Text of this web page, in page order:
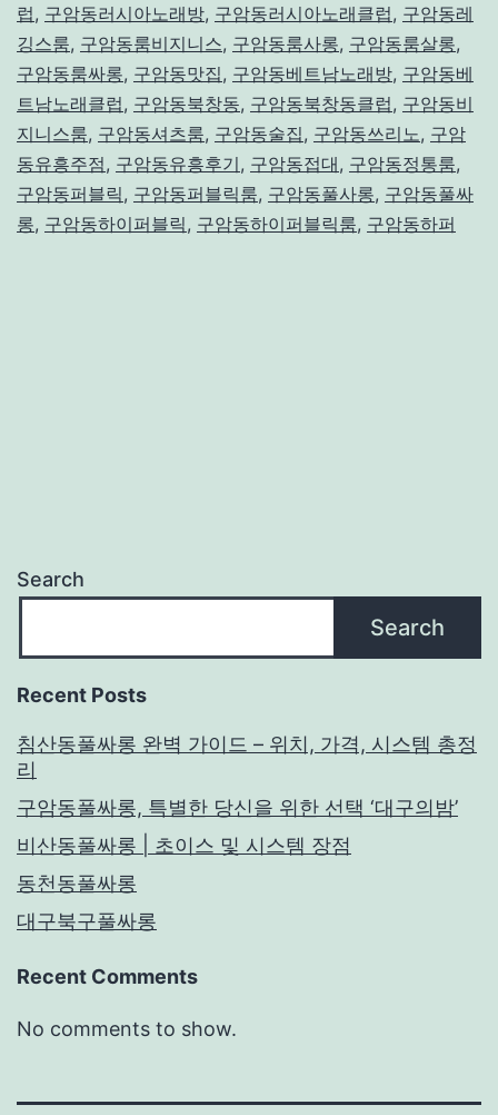
당
신
을
위
한
선
럽, 구암동러시아노래방, 구암동러시아노래클럽, 구암동레
깅스룸, 구암동룸비지니스, 구암동룸사롱, 구암동룸살롱,
구암동룸싸롱, 구암동맛집, 구암동베트남노래방, 구암동베
트남노래클럽, 구암동북창동, 구암동북창동클럽, 구암동비
지니스룸, 구암동셔츠룸, 구암동술집, 구암동쓰리노, 구암
동유흥주점, 구암동유흥후기, 구암동접대, 구암동정통룸,
구암동퍼블릭, 구암동퍼블릭룸, 구암동풀사롱, 구암동풀싸
롱, 구암동하이퍼블릭, 구암동하이퍼블릭룸, 구암동하퍼
Search
Search
Recent Posts
침산동풀싸롱 완벽 가이드 – 위치, 가격, 시스템 총정
리
구암동풀싸롱, 특별한 당신을 위한 선택 ‘대구의밤’
비산동풀싸롱 | 초이스 및 시스템 장점
동천동풀싸롱
대구북구풀싸롱
Recent Comments
No comments to show.